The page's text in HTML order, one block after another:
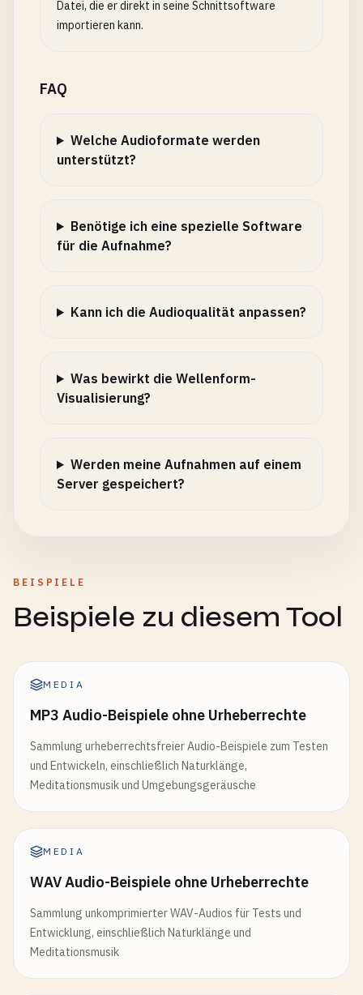
Datei, die er direkt in seine Schnittsoftware
importieren kann.
FAQ
Welche Audioformate werden
unterstützt?
Benötige ich eine spezielle Software
für die Aufnahme?
Kann ich die Audioqualität anpassen?
Was bewirkt die Wellenform-
Visualisierung?
Werden meine Aufnahmen auf einem
Server gespeichert?
BEISPIELE
Beispiele zu diesem Tool
MEDIA
MP3 Audio-Beispiele ohne Urheberrechte
Sammlung urheberrechtsfreier Audio-Beispiele zum Testen
und Entwickeln, einschließlich Naturklänge,
Meditationsmusik und Umgebungsgeräusche
MEDIA
WAV Audio-Beispiele ohne Urheberrechte
Sammlung unkomprimierter WAV-Audios für Tests und
Entwicklung, einschließlich Naturklänge und
Meditationsmusik